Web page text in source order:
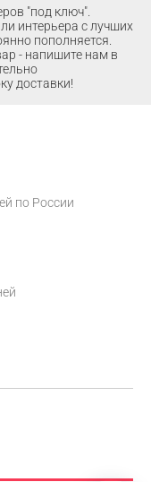
"под ключ".
интерьера с лучших
пополняется.
- напишите нам в
доставки!
по России